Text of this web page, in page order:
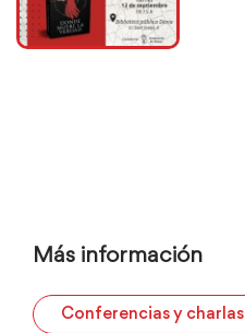
Más información
Conferencias y charlas